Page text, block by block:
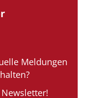
Meldungen